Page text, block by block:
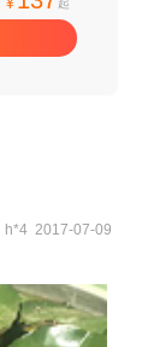
¥ 起
h*4 2017-07-09